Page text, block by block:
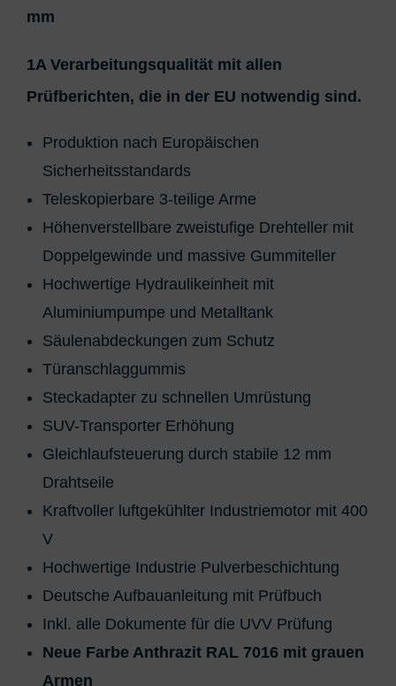
mm
1A Verarbeitungsqualität mit allen
Prüfberichten, die in der EU notwendig sind.
Produktion nach Europäischen
Sicherheitsstandards
Teleskopierbare 3-teilige Arme
Höhenverstellbare zweistufige Drehteller mit
Doppelgewinde und massive Gummiteller
Hochwertige Hydraulikeinheit mit
Aluminiumpumpe und Metalltank
Säulenabdeckungen zum Schutz
Türanschlaggummis
Steckadapter zu schnellen Umrüstung
SUV-Transporter Erhöhung
Gleichlaufsteuerung durch stabile 12 mm
Drahtseile
Kraftvoller luftgekühlter Industriemotor mit 400
V
Hochwertige Industrie Pulverbeschichtung
Deutsche Aufbauanleitung mit Prüfbuch
Inkl. alle Dokumente für die UVV Prüfung
Neue Farbe Anthrazit RAL 7016 mit grauen
Armen